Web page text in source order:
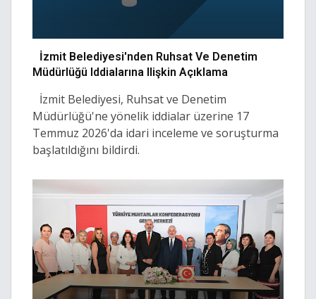
İzmit Belediyesi'nden Ruhsat Ve Denetim
Müdürlüğü Iddialarına Ilişkin Açıklama
İzmit Belediyesi, Ruhsat ve Denetim
Müdürlüğü'ne yönelik iddialar üzerine 17
Temmuz 2026'da idari inceleme ve soruşturma
başlatıldığını bildirdi.